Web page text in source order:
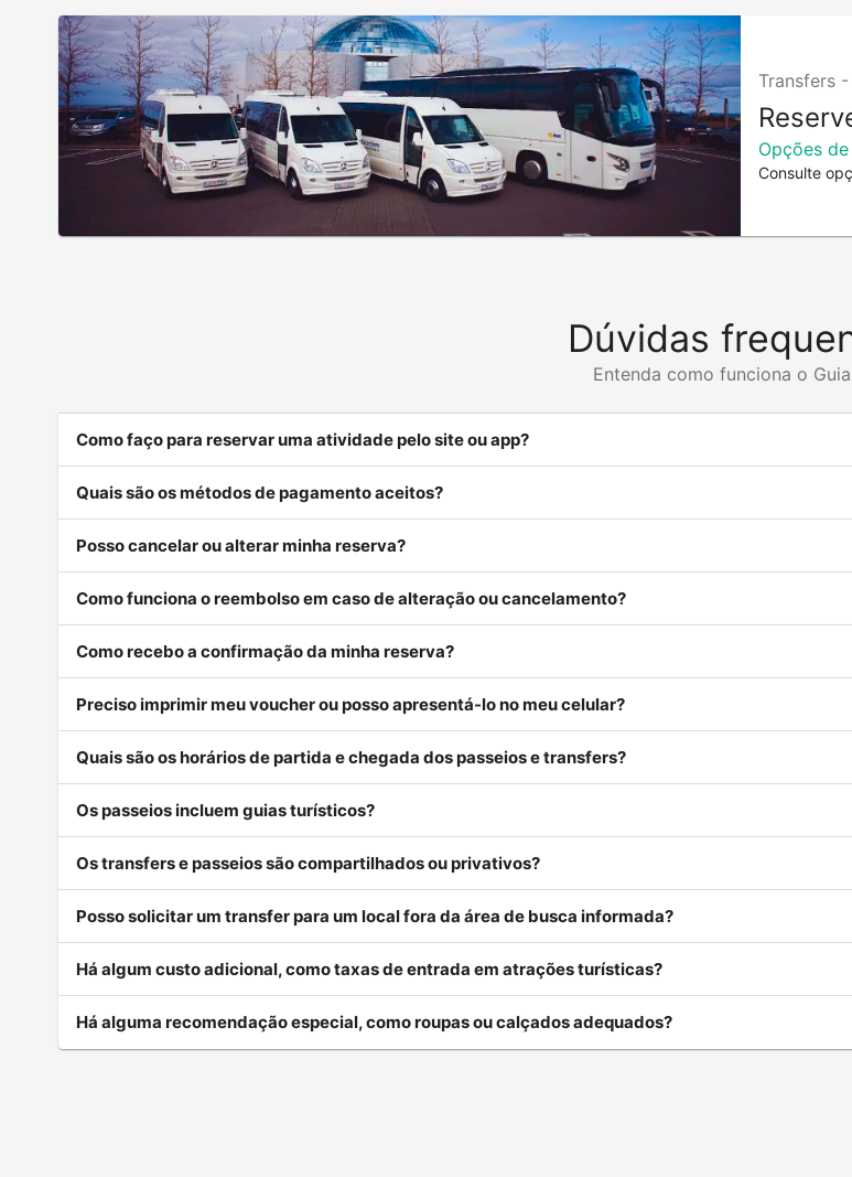
Transfers -
Opções
Consulte
Dúvidas
Entenda como funciona o
Como faço para reservar uma atividade pelo site ou app?
Quais são os métodos de pagamento aceitos?
Posso cancelar ou alterar minha reserva?
Como funciona o reembolso em caso de alteração ou cancelamento?
Como recebo a confirmação da minha reserva?
Preciso imprimir meu voucher ou posso apresentá-lo no meu celular?
Quais são os horários de partida e chegada dos passeios e transfers?
Os passeios incluem guias turísticos?
Os transfers e passeios são compartilhados ou privativos?
Posso solicitar um transfer para um local fora da área de busca informada?
Há algum custo adicional, como taxas de entrada em atrações turísticas?
Há alguma recomendação especial, como roupas ou calçados adequados?